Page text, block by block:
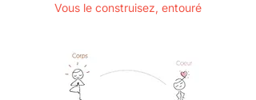
Vous le construisez, entouré